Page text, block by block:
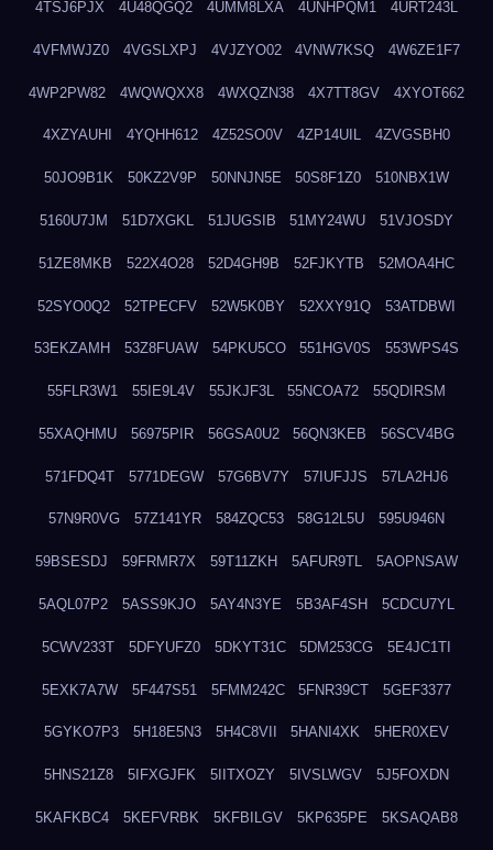
4TSJ6PJX 4U48QGQ2 4UMM8LXA 4UNHPQM1 4URT243L
4VFMWJZ0 4VGSLXPJ 4VJZYO02 4VNW7KSQ 4W6ZE1F7
4WP2PW82 4WQWQXX8 4WXQZN38 4X7TT8GV 4XYOT662
4XZYAUHI 4YQHH612 4Z52SO0V 4ZP14UIL 4ZVGSBH0
50JO9B1K 50KZ2V9P 50NNJN5E 50S8F1Z0 510NBX1W
5160U7JM 51D7XGKL 51JUGSIB 51MY24WU 51VJOSDY
51ZE8MKB 522X4O28 52D4GH9B 52FJKYTB 52MOA4HC
52SYO0Q2 52TPECFV 52W5K0BY 52XXY91Q 53ATDBWI
53EKZAMH 53Z8FUAW 54PKU5CO 551HGV0S 553WPS4S
55FLR3W1 55IE9L4V 55JKJF3L 55NCOA72 55QDIRSM
55XAQHMU 56975PIR 56GSA0U2 56QN3KEB 56SCV4BG
571FDQ4T 5771DEGW 57G6BV7Y 57IUFJJS 57LA2HJ6
57N9R0VG 57Z141YR 584ZQC53 58G12L5U 595U946N
59BSESDJ 59FRMR7X 59T11ZKH 5AFUR9TL 5AOPNSAW
5AQL07P2 5ASS9KJO 5AY4N3YE 5B3AF4SH 5CDCU7YL
5CWV233T 5DFYUFZ0 5DKYT31C 5DM253CG 5E4JC1TI
5EXK7A7W 5F447S51 5FMM242C 5FNR39CT 5GEF3377
5GYKO7P3 5H18E5N3 5H4C8VII 5HANI4XK 5HER0XEV
5HNS21Z8 5IFXGJFK 5IITXOZY 5IVSLWGV 5J5FOXDN
5KAFKBC4 5KEFVRBK 5KFBILGV 5KP635PE 5KSAQAB8